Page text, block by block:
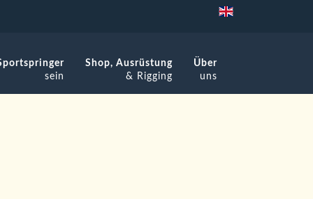
sein
Shop, Ausrüstung
& Rigging
Über
uns